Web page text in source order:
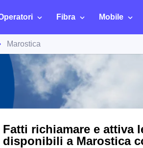
Fibra Mobile
Marostica